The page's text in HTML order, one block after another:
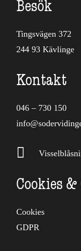
Besök
Tingsvägen 372
244 93 Kävlinge
Kontakt
046 – 730 150

Cookies &
Cookies
GDPR